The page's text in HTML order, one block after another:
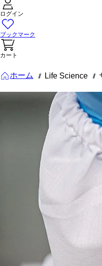
ログイン
ブックマーク
カート
ホーム /// Life Science ///